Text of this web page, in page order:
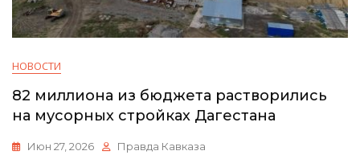
НОВОСТИ
82 миллиона из бюджета растворились
на мусорных стройках Дагестана
Июн 27, 2026 Правда Кавказа